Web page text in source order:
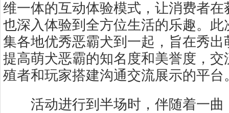
维一体的互动体验模式，让消费者
也深入体验到全方位生活的乐趣。
集各地优秀恶霸犬到一起，旨在秀
提高萌犬恶霸的知名度和美誉度，
殖者和玩家搭建沟通交流展示的平台
活动进行到半场时，伴随着一曲